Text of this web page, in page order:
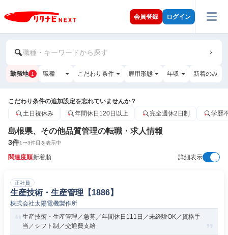
会員登録 ログイン
職種・キーワードから探す
勤務地 1 職種 こだわり条件 雇用形態 年収 新着のみ
こだわり条件の追加設定を忘れていませんか？
土日祝休み
年間休日120日以上 完全週休2日制 学歴
島根県、その他品質管理の転職・求人情報
3件1〜3件目を表示中
関連度順新着順 詳細表示
正社員
生産技術・生産管理【1886】
株式会社太陽電機製作所
生産技術・生産管理／急募／年間休日111日／未経験OK／資格手
当／シフト制／交通費支給